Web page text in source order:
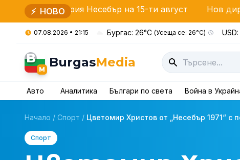
⚡ НОВО
Несебър на 15-ти август Нов директор на
07.08.2026 • 21:15 Бургас: 26°C (Усеща се: 26°C) USD:
B
M BurgasMedia
Авто Аналитика Българи по света Война в
Начало / Спорт / Цветомир Христов от „Несебър 1971“ с
Спорт